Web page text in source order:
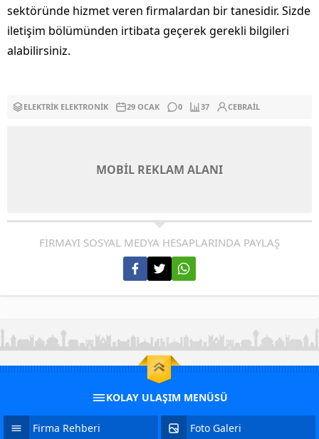
sektöründe hizmet veren firmalardan bir tanesidir. Sizde
iletişim bölümünden irtibata geçerek gerekli bilgileri
alabilirsiniz.
ELEKTRIK ELEKTRONIK 29 OCAK 0 37 CEBRAIL
MOBİL REKLAM ALANI
FİRMAYI SOSYAL MEDYA HESAPLARINDA PAYLAŞ
KOLAY ULAŞIM MENÜSÜ
Firma Rehberi Foto Galeri